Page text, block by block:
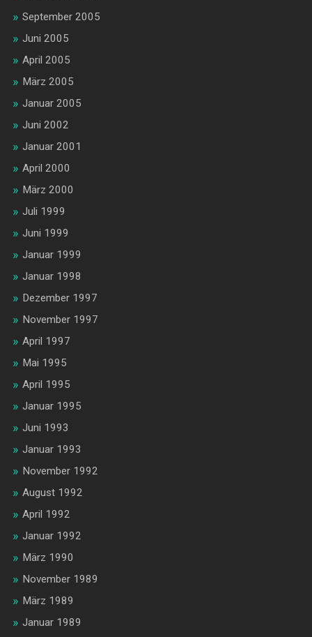
September 2005
Juni 2005
April 2005
März 2005
Januar 2005
Juni 2002
Januar 2001
April 2000
März 2000
Juli 1999
Juni 1999
Januar 1999
Januar 1998
Dezember 1997
November 1997
April 1997
Mai 1995
April 1995
Januar 1995
Juni 1993
Januar 1993
November 1992
August 1992
April 1992
Januar 1992
März 1990
November 1989
März 1989
Januar 1989